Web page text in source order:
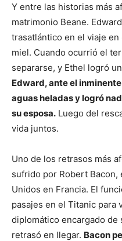
Y entre las historias más
matrimonio Beane.
trasatlántico en el viaje
miel. Cuando ocurrió el
separarse, y Ethel logró
Edward, ante el
aguas heladas y logró
su esposa. Luego del
vida juntos.
Uno de los retrasos más
sufrido por Robert Bacon,
Unidos en Francia. El
pasajes en el Titanic para
diplomático encargado
retrasó en llegar. Bacon